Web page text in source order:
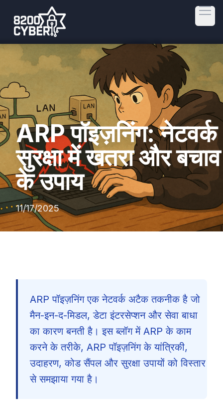
ARP पॉइज़निंग: नेटवर्क
सुरक्षा में खतरा और बचाव
के उपाय
11/17/2025
ARP पॉइज़निंग एक नेटवर्क अटैक तकनीक है जो
मैन-इन-द-मिडल, डेटा इंटरसेप्शन और सेवा बाधा
का कारण बनती है। इस ब्लॉग में ARP के काम
करने के तरीके, ARP पॉइज़निंग के यांत्रिकी,
उदाहरण, कोड सैंपल और सुरक्षा उपायों को विस्तार
से समझाया गया है।